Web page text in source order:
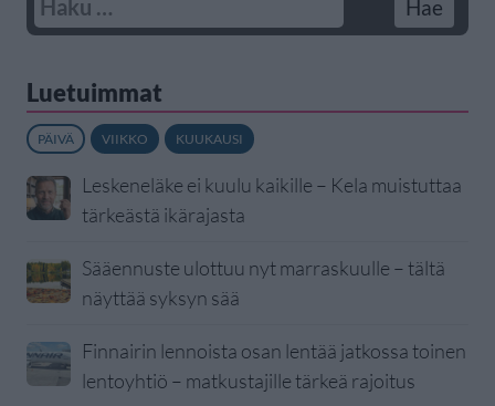
Luetuimmat
PÄIVÄ VIIKKO KUUKAUSI
Leskeneläke ei kuulu kaikille – Kela muistuttaa
tärkeästä ikärajasta
Sääennuste ulottuu nyt marraskuulle – tältä
näyttää syksyn sää
Finnairin lennoista osan lentää jatkossa toinen
lentoyhtiö – matkustajille tärkeä rajoitus